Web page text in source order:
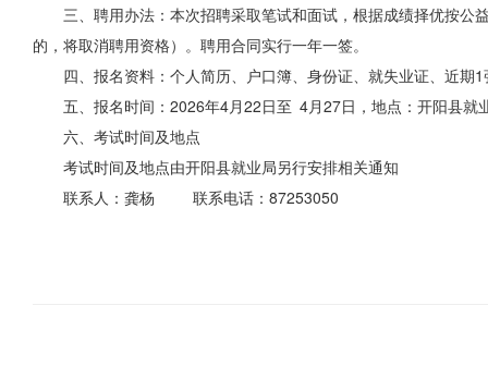
三、聘用办法：本次招聘采取笔试和面试，根据成绩择优按
的，将取消聘用资格）。聘用合同实行一年一签。
四、报名资料：个人简历、户口簿、身份证、就失业证、近期
五、报名时间：2026年4月22日至 4月27日，地点：开阳县就
六、考试时间及地点
考试时间及地点由开阳县就业局另行安排相关通知
联系人：龚杨 联系电话：87253050